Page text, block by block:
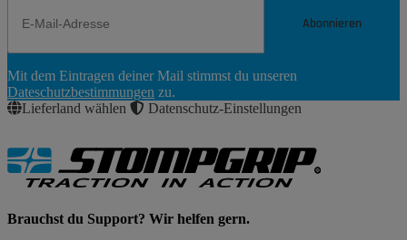
Abonnieren
Abonnieren
Mit dem Eintragen deiner Mail stimmst du unseren
Dateschutzbestimmungen zu.
Lieferland wählen
Datenschutz-Einstellungen
Brauchst du Support? Wir helfen gern.